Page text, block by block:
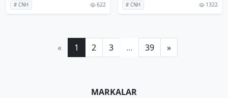
# CNH 622 # CNH 1322
« 1 2 3 ... 39 »
MARKALAR